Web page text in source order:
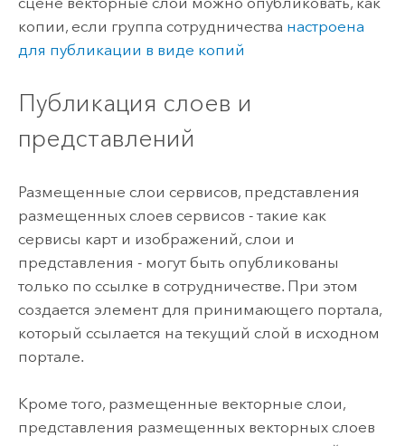
копии, если группа сотрудничества настроена
для публикации в виде копий
Публикация слоев и
представлений
Размещенные слои сервисов, представления
размещенных слоев сервисов - такие как
сервисы карт и изображений, слои и
представления - могут быть опубликованы
только по ссылке в сотрудничестве. При этом
создается элемент для принимающего портала,
который ссылается на текущий слой в исходном
портале.
Кроме того, размещенные векторные слои,
представления размещенных векторных слоев